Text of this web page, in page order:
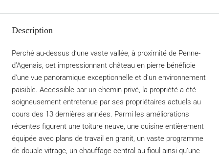
Description
Perché au-dessus d’une vaste vallée, à proximité de Penne-
d’Agenais, cet impressionnant château en pierre bénéficie
d’une vue panoramique exceptionnelle et d’un environnement
paisible. Accessible par un chemin privé, la propriété a été
soigneusement entretenue par ses propriétaires actuels au
cours des 13 dernières années. Parmi les améliorations
récentes figurent une toiture neuve, une cuisine entièrement
équipée avec plans de travail en granit, un vaste programme
de double vitrage, un chauffage central au fioul ainsi qu’une